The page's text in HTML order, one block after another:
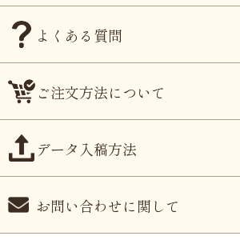
よくある質問
ご注文方法について
データ入稿方法
お問い合わせに関して